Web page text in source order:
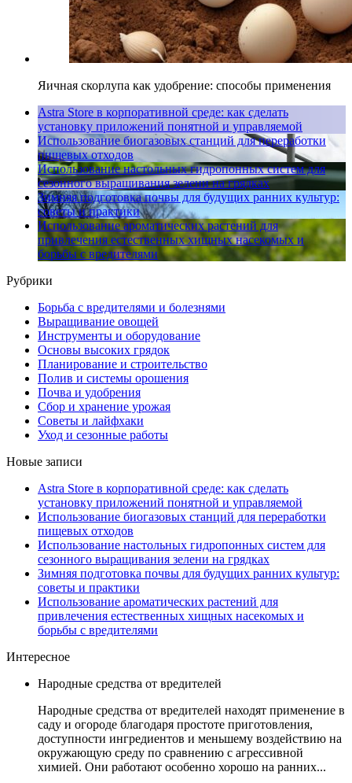
Яичная скорлупа как удобрение: способы применения
Astra Store в корпоративной среде: как сделать
установку приложений понятной и управляемой
Использование биогазовых станций для переработки
пищевых отходов
Использование настольных гидропонных систем для
сезонного выращивания зелени на грядках
Зимняя подготовка почвы для будущих ранних культур:
советы и практики
Использование ароматических растений для
привлечения естественных хищных насекомых и
борьбы с вредителями
Рубрики
Борьба с вредителями и болезнями
Выращивание овощей
Инструменты и оборудование
Основы высоких грядок
Планирование и строительство
Полив и системы орошения
Почва и удобрения
Сбор и хранение урожая
Советы и лайфхаки
Уход и сезонные работы
Новые записи
Astra Store в корпоративной среде: как сделать
установку приложений понятной и управляемой
Использование биогазовых станций для переработки
пищевых отходов
Использование настольных гидропонных систем для
сезонного выращивания зелени на грядках
Зимняя подготовка почвы для будущих ранних культур:
советы и практики
Использование ароматических растений для
привлечения естественных хищных насекомых и
борьбы с вредителями
Интересное
Народные средства от вредителей
Народные средства от вредителей находят применение в
саду и огороде благодаря простоте приготовления,
доступности ингредиентов и меньшему воздействию на
окружающую среду по сравнению с агрессивной
химией. Они работают особенно хорошо на ранних...